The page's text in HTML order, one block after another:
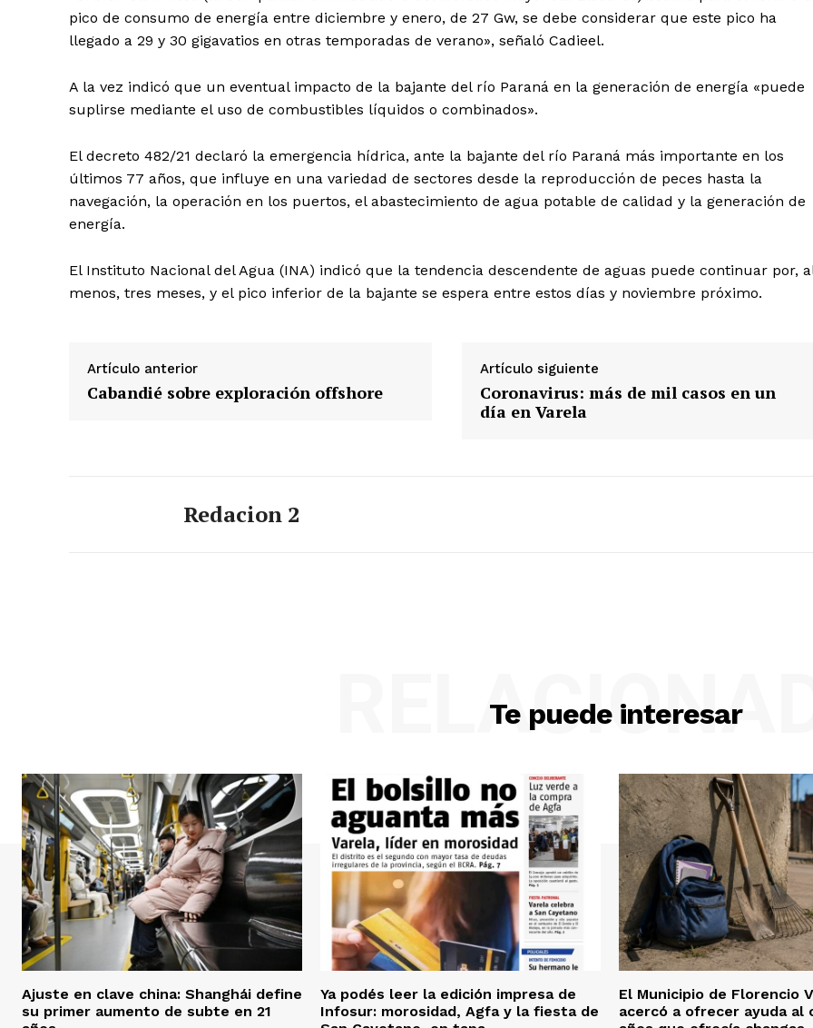
pico de consumo de energía entre diciembre y enero, de 27 Gw, se debe considerar que este pico ha
llegado a 29 y 30 gigavatios en otras temporadas de verano», señaló Cadieel.
A la vez indicó que un eventual impacto de la bajante del río Paraná en la generación de energía «puede
suplirse mediante el uso de combustibles líquidos o combinados».
El decreto 482/21 declaró la emergencia hídrica, ante la bajante del río Paraná más importante en los
últimos 77 años, que influye en una variedad de sectores desde la reproducción de peces hasta la
navegación, la operación en los puertos, el abastecimiento de agua potable de calidad y la generación de
energía.
El Instituto Nacional del Agua (INA) indicó que la tendencia descendente de aguas puede continuar por,
menos, tres meses, y el pico inferior de la bajante se espera entre estos días y noviembre próximo.
Artículo anterior
Cabandié sobre exploración offshore
Artículo siguiente
Coronavirus: más de mil casos en un
día en Varela
Redacion 2
Te puede interesar
Ajuste en clave china: Shanghái define
su primer aumento de subte en 21
Ya podés leer la edición impresa de
Infosur: morosidad, Agfa y la fiesta de
El Municipio de Florencio
acercó a ofrecer ayuda al